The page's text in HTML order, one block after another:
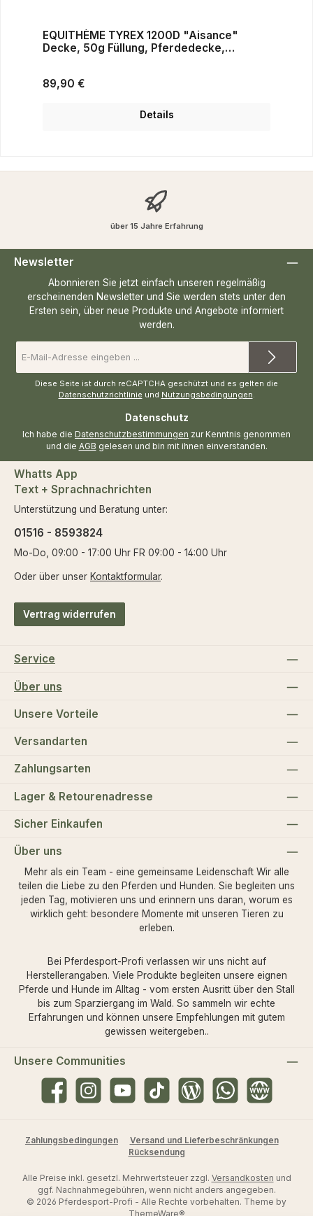
EQUITHÈME TYREX 1200D "Aisance"
Decke, 50g Füllung, Pferdedecke,
Regulärer Preis:
89,90 €
Details
über 15 Jahre Erfahrung
Newsletter
Abonnieren Sie jetzt einfach unseren regelmäßig
erscheinenden Newsletter und Sie werden stets unter den
Ersten sein, über neue Produkte und Angebote informiert
werden.
Mail-
Adresse
Diese Seite ist durch reCAPTCHA geschützt und es gelten die
Datenschutzrichtlinie und Nutzungsbedingungen
Datenschutz
Ich habe die Datenschutzbestimmungen zur Kenntnis genommen
und die AGB gelesen und bin mit ihnen einverstanden.
Whatts App
Text + Sprachnachrichten
Unterstützung und Beratung unter:
01516 - 8593824
Mo-Do, 09:00 - 17:00 Uhr FR 09:00 - 14:00 Uhr
Oder über unser Kontaktformular.
Vertrag widerrufen
Service
Über uns
Unsere Vorteile
Versandarten
Zahlungsarten
Lager & Retourenadresse
Sicher Einkaufen
Über uns
Mehr als ein Team - eine gemeinsame Leidenschaft Wir alle
teilen die Liebe zu den Pferden und Hunden. Sie begleiten uns
jeden Tag, motivieren uns und erinnern uns daran, worum es
wirklich geht: besondere Momente mit unseren Tieren zu
erleben.
Bei Pferdesport-Profi verlassen wir uns nicht auf
Herstellerangaben. Viele Produkte begleiten unsere eignen
Pferde und Hunde im Alltag - vom ersten Ausritt über den Stall
bis zum Sparziergang im Wald. So sammeln wir echte
Erfahrungen und können unsere Empfehlungen mit gutem
gewissen weitergeben..
Unsere Communities
FacebookInstagramYouTube TikTok Blog WhatsAppWebsite
Zahlungsbedingungen
Versand und Lieferbeschränkungen
Rücksendung
Alle Preise inkl. gesetzl. Mehrwertsteuer zzgl. Versandkosten und
ggf. Nachnahmegebühren, wenn nicht anders angegeben.
© 2026 Pferdesport-Profi - Alle Rechte vorbehalten. Theme by
ThemeWare®